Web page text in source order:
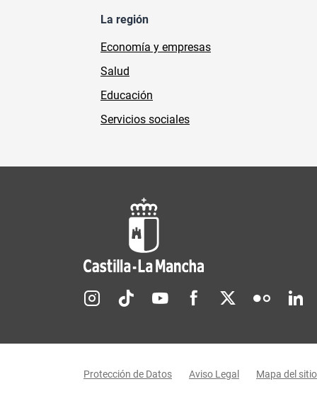
La región
Economía y empresas
Salud
Educación
Servicios sociales
Redes sociales JCCM
Protección de Datos Aviso Legal Mapa del sitio